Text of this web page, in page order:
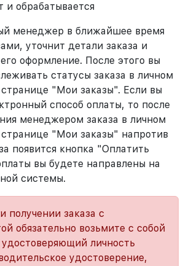
и обрабатывается
менеджер в ближайшее время
уточнит детали заказа и
оформление. После этого вы
статусы заказа в личном
странице "Мои заказы". Если вы
способ оплаты, то после
менеджером заказа в личном
странице "Мои заказы" напротив
появится кнопка "Оплатить
вы будете направлены на
системы.
получении заказа с
обязательно возьмите с собой
личность
удостоверение,